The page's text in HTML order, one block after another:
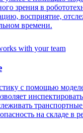
зрения в
восприятие,
времени.
с помощью
на складе в